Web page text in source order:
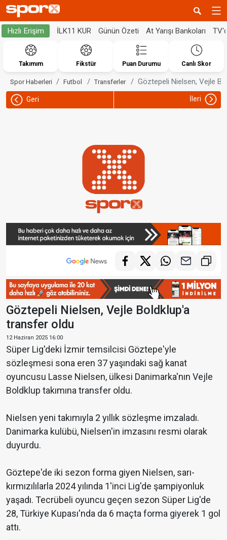
Hızlı Erişim İLK11 KUR Günün Özeti At Yarışı Bankoları
Takımım Fikstür Puan Durumu Canlı Skor
Spor Haberleri Futbol Transferler Göztepeli Nielsen, Vejle
Geri İleri
Göztepeli Nielsen, Vejle Boldklup'a
transfer oldu
12 Haziran 2025 16:00
Süper Lig'deki İzmir temsilcisi Göztepe'yle
sözleşmesi sona eren 37 yaşındaki sağ kanat
oyuncusu Lasse Nielsen, ülkesi Danimarka'nın Vejle
Boldklup takımına transfer oldu.
Nielsen yeni takımıyla 2 yıllık sözleşme imzaladı.
Danimarka kulübü, Nielsen'in imzasını resmi olarak
duyurdu.
Göztepe'de iki sezon forma giyen Nielsen, sarı-
kırmızılılarla 2024 yılında 1'inci Lig'de şampiyonluk
yaşadı. Tecrübeli oyuncu geçen sezon Süper Lig'de
28, Türkiye Kupası'nda da 6 maçta forma giyerek 1 gol
attı.